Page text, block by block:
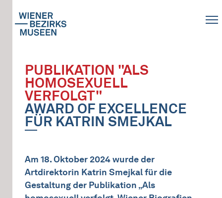
PUBLIKATION "ALS
HOMOSEXUELL
VERFOLGT"
AWARD OF EXCELLENCE
FÜR KATRIN SMEJKAL
Am 18. Oktober 2024 wurde der
Artdirektorin Katrin Smejkal für die
Gestaltung der Publikation „Als